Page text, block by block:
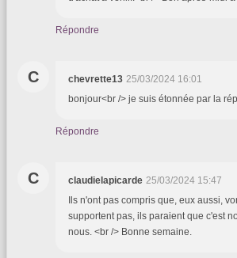
Répondre
C chevrette13 25/03/2024 16:01
bonjour<br /> je suis étonnée par la
Répondre
C claudielapicarde 25/03/2024 15:47
Ils n'ont pas compris que, eux aussi,
supportent pas, ils paraient que c'est
nous. <br /> Bonne semaine.